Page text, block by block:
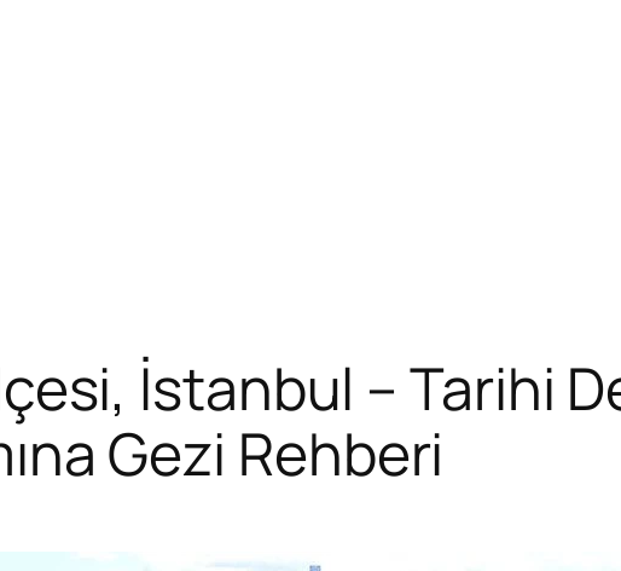
İstanbul – Tarihi
Gezi Rehberi